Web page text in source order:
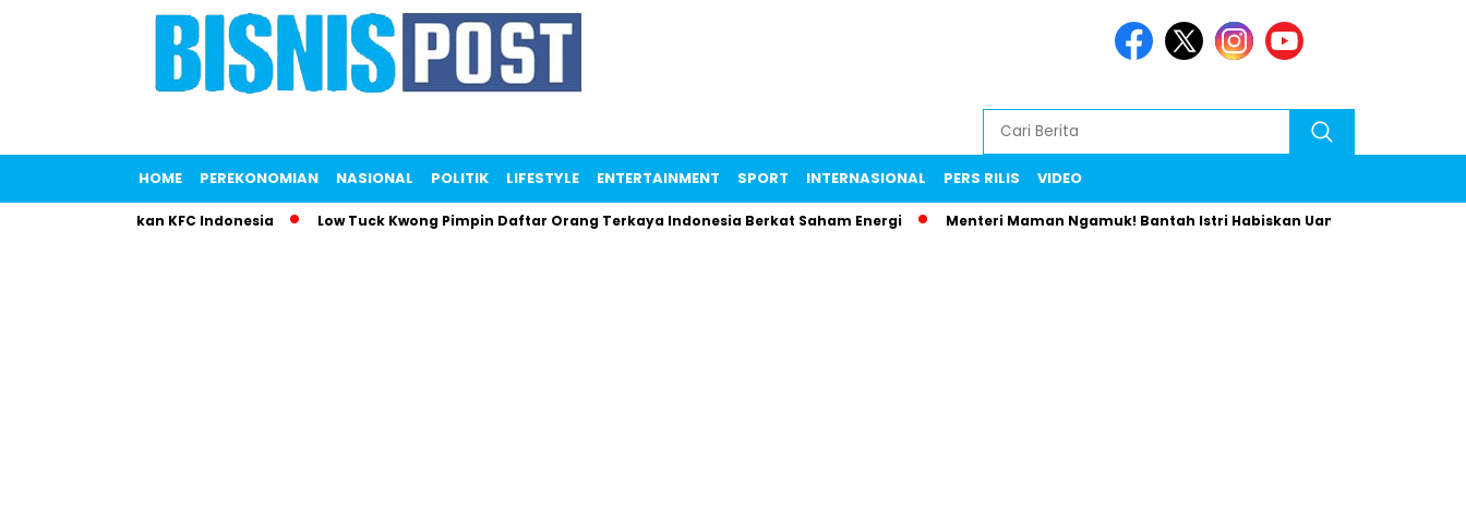
HOME PEREKONOMIAN NASIONAL POLITIK LIFESTYLE ENTERTAINMENT SPORT INTERNASIONAL PERS RILIS VIDEO
Gemparkan KFC Indonesia Low Tuck Kwong Pimpin Daftar Orang Terkaya Indonesia Berkat Saham Energi Menteri Maman Ngamuk! Bantah Istri Habiskan Uang Negara Liburan ke